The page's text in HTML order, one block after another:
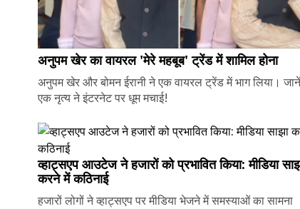
अनुपम खेर का वायरल 'मेरे महबूब' ट्रेंड में शामिल होना
अनुपम खेर और बोमन ईरानी ने एक वायरल ट्रेंड में भाग लिया।
एक नृत्य ने इंटरनेट पर धूम मचाई!
व्हाट्सएप आउटेज ने हजारों को प्रभावित किया: मीडिया
करने में कठिनाई
हजारों लोगों ने व्हाट्सएप पर मीडिया भेजने में समस्याओं का सामना